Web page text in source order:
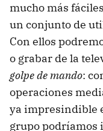
mucho más
un conjunto de
Con ellos
o grabar de la
golpe de mando:
operaciones
ya impresindible
grupo podríamos